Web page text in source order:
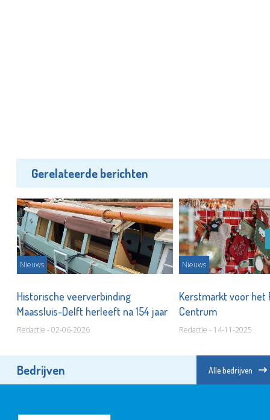
Gerelateerde berichten
Nieuws
Historische veerverbinding
Maassluis-Delft herleeft na 154 jaar
Redactie - 02-06-2026
Nieuws
Kerstmarkt voor het
Centrum
Redactie - 14-11-2025
Bedrijven Alle bedrijven